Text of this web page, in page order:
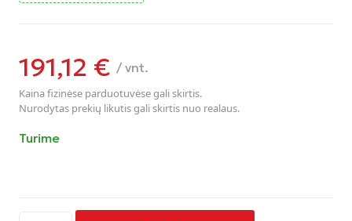
191,12 € / vnt.
Kaina fizinėse parduotuvėse gali skirtis.
Nurodytas prekių likutis gali skirtis nuo realaus.
Turime